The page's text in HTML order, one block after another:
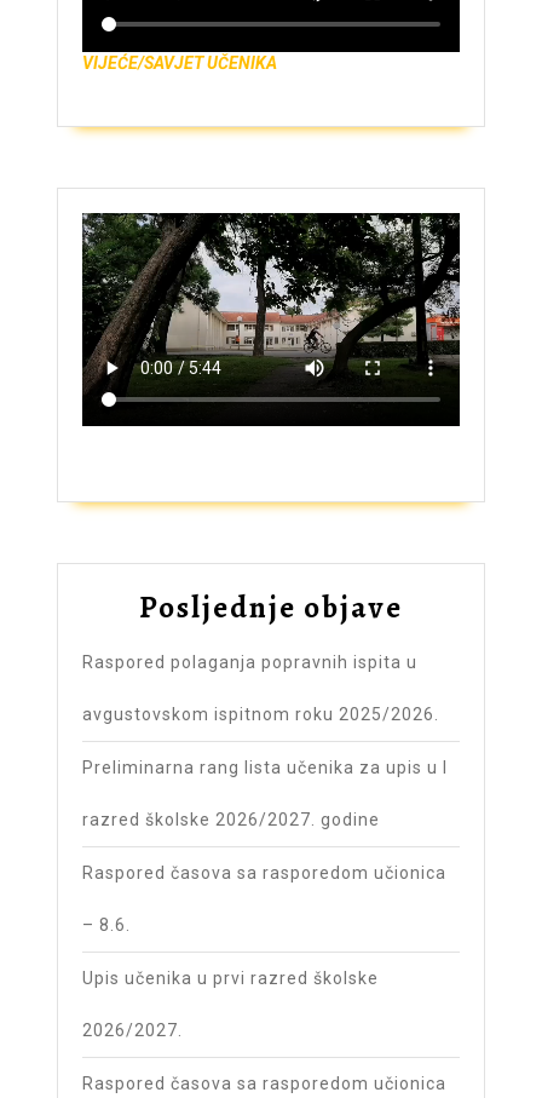
VIJEĆE/SAVJET UČENIKA
Posljednje objave
Raspored polaganja popravnih ispita u
avgustovskom ispitnom roku 2025/2026.
Preliminarna rang lista učenika za upis u I
razred školske 2026/2027. godine
Raspored časova sa rasporedom učionica
– 8.6.
Upis učenika u prvi razred školske
2026/2027.
Raspored časova sa rasporedom učionica